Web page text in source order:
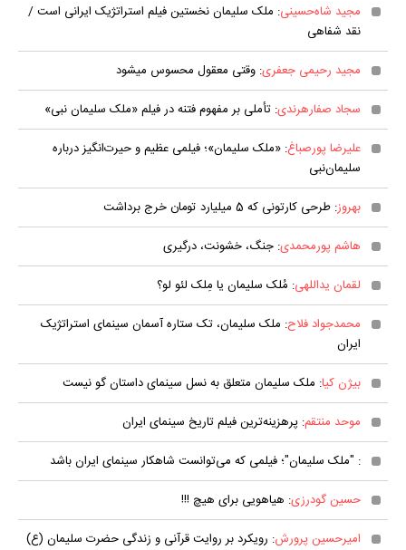
مجید شاه‌حسینی: ملک سلیمان نخستین فیلم استراتژیک ایرانی است /
نقد شفاهی
مجید رحیمی جعفری: وقتی معقول محسوس می‎شود
سجاد صفارهرندی: تأملی بر مفهوم فتنه در فیلم «ملک سلیمان نبی»
علیرضا پورصباغ: «ملک سلیمان»؛ فیلمی عظیم‌ و حیرت‌انگیز درباره
سلیمان‌نبی
بهروز: طرحی کارتونی که 5 میلیارد تومان خرج برداشت
هاشم پورمحمدی: جنگ، خشونت، درگیری
لقمان یداللهی: مُلک سلیمان یا مِلک لئو لو؟
محمدجواد فلاح: ملک سلیمان، تک ستاره آسمان سینمای استراتژیک
ایران
بیژن کیا: ملک سلیمان متعلق به نسل سینمای داستان گو نیست
موحد منتقم: پرهزینه‌ترین فیلم تاریخ سینمای ایران
: "ملک سلیمان"؛ فیلمی که می‌توانست شاهکار سینمای ایران باشد
حسین گودرزی: هیاهویی برای هیچ !!!
امیرحسین پرورش: رویکرد بر روایت قرآنی و زندگی حضرت سلیمان (ع)